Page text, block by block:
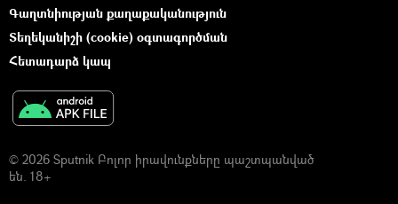
Գաղտնիության քաղաքականություն
Տեղեկանիշի (cookie) օգտագործման
Հետադարձ կապ
© 2026 Sputnik Բոլոր իրավունքները պաշտպանված
են. 18+